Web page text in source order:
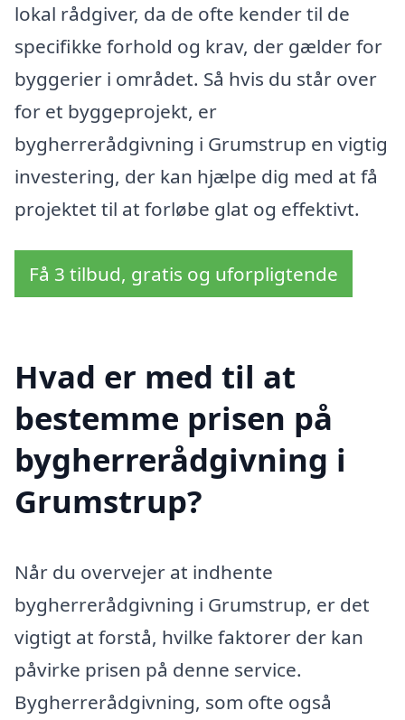
lokal rådgiver, da de ofte kender til de
specifikke forhold og krav, der gælder for
byggerier i området. Så hvis du står over
for et byggeprojekt, er
bygherrerådgivning i Grumstrup en vigtig
investering, der kan hjælpe dig med at få
projektet til at forløbe glat og effektivt.
Få 3 tilbud, gratis og uforpligtende
Hvad er med til at
bestemme prisen på
bygherrerådgivning i
Grumstrup?
Når du overvejer at indhente
bygherrerådgivning i Grumstrup, er det
vigtigt at forstå, hvilke faktorer der kan
påvirke prisen på denne service.
Bygherrerådgivning, som ofte også